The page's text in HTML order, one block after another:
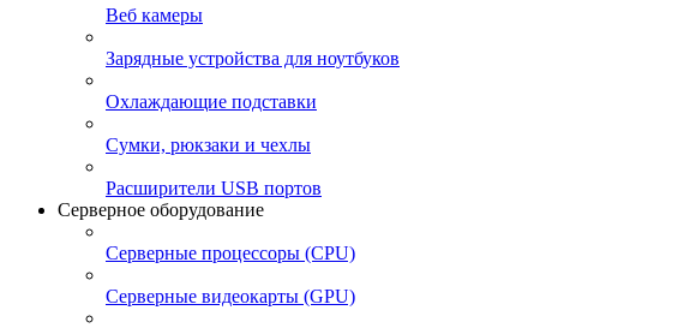
Веб камеры
Зарядные устройства для ноутбуков
Охлаждающие подставки
Сумки, рюкзаки и чехлы
Расширители USB портов
Серверное оборудование
Серверные процессоры (CPU)
Серверные видеокарты (GPU)